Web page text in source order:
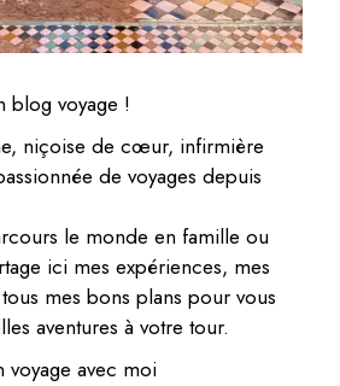
blog voyage !
niçoise de cœur, infirmière
de voyages depuis
le monde en famille ou
ici mes expériences, mes
mes bons plans pour vous
aventures à votre tour.
voyage avec moi